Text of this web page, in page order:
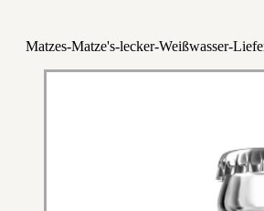
Matzes-Matze's-lecker-Weißwasser-